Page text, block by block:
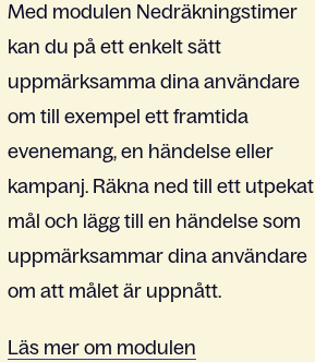
Med modulen Nedräkningstimer
kan du på ett enkelt sätt
uppmärksamma dina användare
om till exempel ett framtida
evenemang, en händelse eller
kampanj. Räkna ned till ett utpekat
mål och lägg till en händelse som
uppmärksammar dina användare
om att målet är uppnått.
Läs mer om modulen